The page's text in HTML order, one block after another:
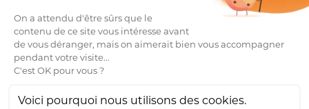
Performance environnementale et sociale
OUTILS & SERVICES
Club pro